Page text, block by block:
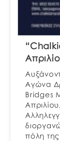
Αγώνα
Bridges
πόλη